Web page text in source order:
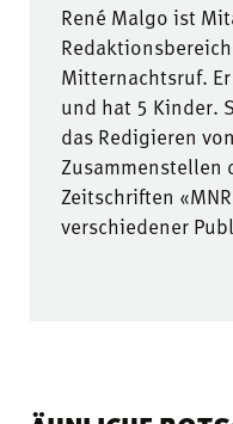
René Malgo ist
Mitternachtsruf.
und hat 5 Kinder.
das Redigieren
Zusammenstellen
Zeitschriften
verschiedener